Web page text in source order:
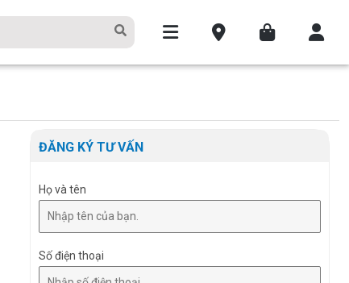
ĐĂNG KÝ TƯ VẤN
Họ và tên
Số điện thoại